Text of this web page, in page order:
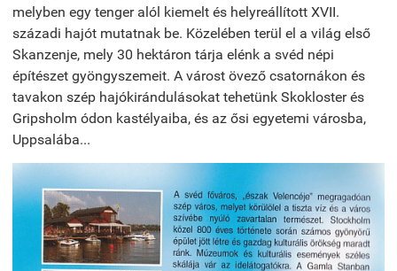
melyben egy tenger alól kiemelt és helyreállított XVII.
századi hajót mutatnak be. Közelében terül el a világ első
Skanzenje, mely 30 hektáron tárja elénk a svéd népi
építészet gyöngyszemeit. A várost övező csatornákon és
tavakon szép hajókirándulásokat tehetünk Skokloster és
Gripsholm ódon kastélyaiba, és az ősi egyetemi városba,
Uppsalába...